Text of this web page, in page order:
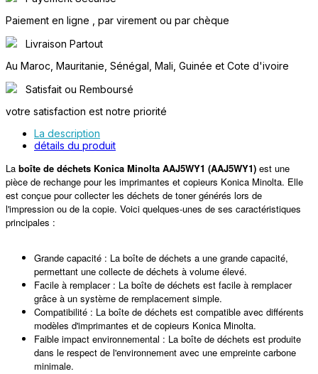
Paiement en ligne , par virement ou par chèque
Livraison Partout
Au Maroc, Mauritanie, Sénégal, Mali, Guinée et Cote d'ivoire
Satisfait ou Remboursé
votre satisfaction est notre priorité
La description
détails du produit
La boîte de déchets Konica Minolta AAJ5WY1 (AAJ5WY1) est une
pièce de rechange pour les imprimantes et copieurs Konica Minolta. Elle
est conçue pour collecter les déchets de toner générés lors de
l'impression ou de la copie. Voici quelques-unes de ses caractéristiques
principales :
Grande capacité : La boîte de déchets a une grande capacité,
permettant une collecte de déchets à volume élevé.
Facile à remplacer : La boîte de déchets est facile à remplacer
grâce à un système de remplacement simple.
Compatibilité : La boîte de déchets est compatible avec différents
modèles d'imprimantes et de copieurs Konica Minolta.
Faible impact environnemental : La boîte de déchets est produite
dans le respect de l'environnement avec une empreinte carbone
minimale.